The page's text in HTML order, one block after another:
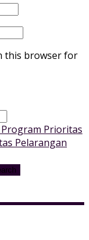
this browser for
Program Prioritas
Pelarangan